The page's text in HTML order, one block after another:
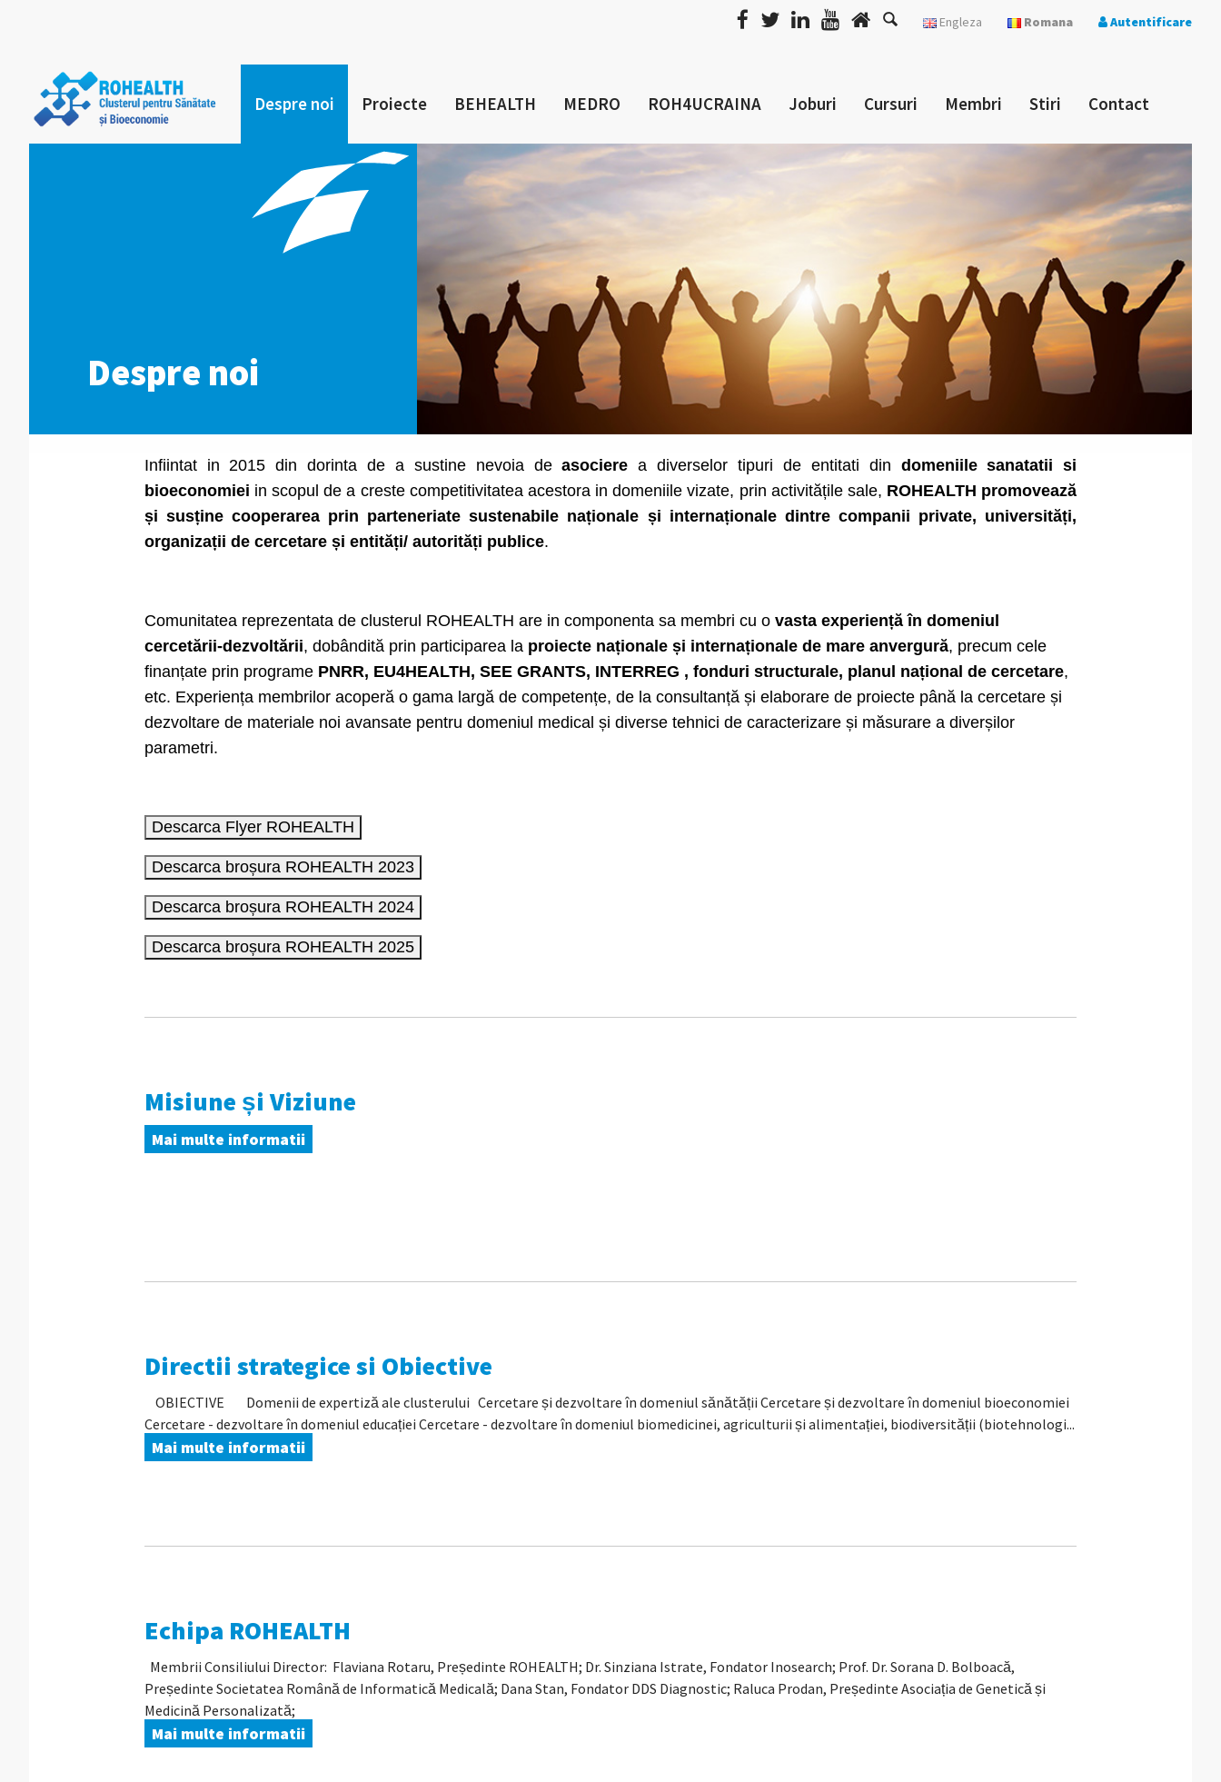
Engleza Romana Autentificare
Despre noi Proiecte BEHEALTH MEDRO ROH4UCRAINA Joburi Cursuri Membri Stiri Contact
Despre noi
Infiintat in 2015 din dorinta de a sustine nevoia deasociere a diverselor tipuri de entitati din domeniile sanatatii si
bioeconomiei in scopul de a creste competitivitatea acestora in domeniile vizate, prin activitățile sale, ROHEALTH promovează
și susține cooperarea prin parteneriate sustenabile naționale și internaționale dintre companii private, universități,
organizații de cercetare și entități/ autorități publice.
Comunitatea reprezentata de clusterul ROHEALTH are in componenta sa membri cu o vasta experiență în domeniul
cercetării-dezvoltării, dobândită prin participarea la proiecte naționale și internaționale de mare anvergură, precum cele
finanțate prin programe PNRR, EU4HEALTH, SEE GRANTS, INTERREG , fonduri structurale, planul național de cercetare,
etc. Experiența membrilor acoperă o gama largă de competențe, de la consultanță și elaborare de proiecte până la cercetare și
dezvoltare de materiale noi avansate pentru domeniul medical și diverse tehnici de caracterizare și măsurare a diverșilor
parametri.
Misiune și Viziune
Mai multe informatii
Directii strategice si Obiective
OBIECTIVE Domenii de expertiză ale clusterului Cercetare și dezvoltare în domeniul sănătății Cercetare și dezvoltare în domeniul bioeconomiei
Cercetare - dezvoltare în domeniul educației Cercetare - dezvoltare în domeniul biomedicinei, agriculturii și alimentației, biodiversității (biotehnologi...
Mai multe informatii
Echipa ROHEALTH
Membrii Consiliului Director: Flaviana Rotaru, Președinte ROHEALTH; Dr. Sinziana Istrate, Fondator Inosearch; Prof. Dr. Sorana D. Bolboacă,
Președinte Societatea Română de Informatică Medicală; Dana Stan, Fondator DDS Diagnostic; Raluca Prodan, Președinte Asociația de Genetică și
Medicină Personalizată;
Mai multe informatii